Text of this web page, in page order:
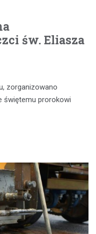
św. Eliasza
zorganizowano
świętemu prorokowi